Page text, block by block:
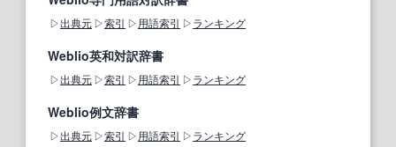
出典元 索引 用語索引 ランキング
Weblio英和対訳辞書
出典元 索引 用語索引 ランキング
Weblio例文辞書
出典元 索引 用語索引 ランキング